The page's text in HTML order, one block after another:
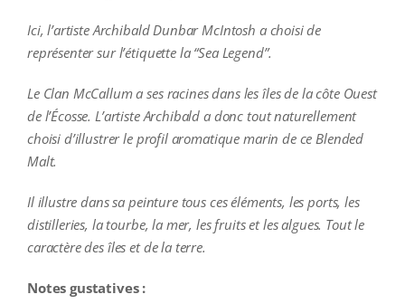
Ici, l’artiste Archibald Dunbar McIntosh a choisi de
représenter sur l’étiquette la “Sea Legend”.
Le Clan McCallum a ses racines dans les îles de la côte Ouest
de l’Écosse. L’artiste Archibald a donc tout naturellement
choisi d’illustrer le profil aromatique marin de ce Blended
Malt.
Il illustre dans sa peinture tous ces éléments, les ports, les
distilleries, la tourbe, la mer, les fruits et les algues. Tout le
caractère des îles et de la terre.
Notes gustatives :